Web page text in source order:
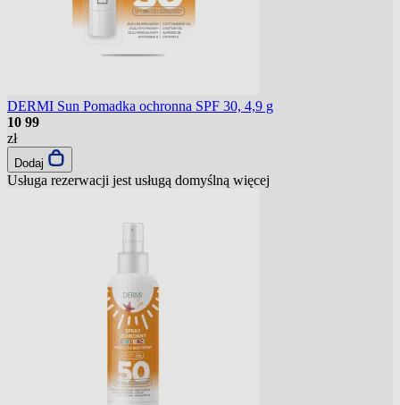
DERMI Sun Pomadka ochronna SPF 30, 4,9 g
10 99
zł
Dodaj
Usługa rezerwacji jest usługą domyślną więcej